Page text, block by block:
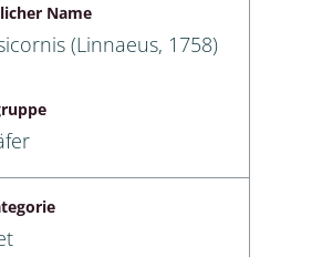
Name
(Linnaeus, 1758)